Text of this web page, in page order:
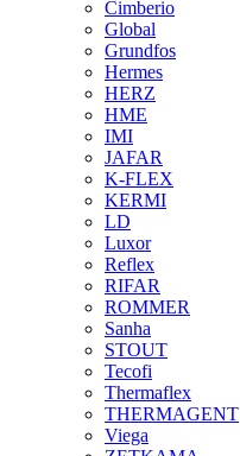
Cimberio
Global
Grundfos
Hermes
HERZ
HME
IMI
JAFAR
K-FLEX
KERMI
LD
Luxor
Reflex
RIFAR
ROMMER
Sanha
STOUT
Tecofi
Thermaflex
THERMAGENT
Viega